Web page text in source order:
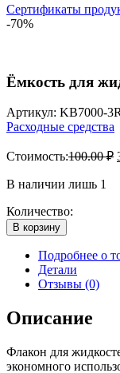
Сертификаты
-70%
Ёмкость для
Артикул: KB7000-
Расходные средства
Стоимость:100.00₽
В наличии лишь 1
Количество:
В корзину
Подробнее о
Детали
Отзывы (0)
Описание
Флакон для
экономного